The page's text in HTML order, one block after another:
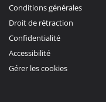
Conditions générales
Droit de rétraction
Confidentialité
Accessibilité
Gérer les cookies